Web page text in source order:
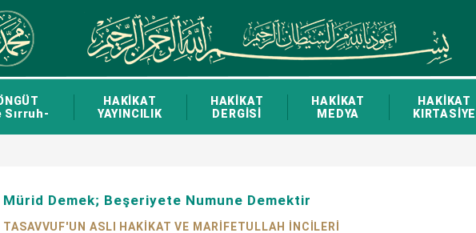
Sırruh-
HAKİKAT
YAYINCILIK
HAKİKAT
DERGİSİ
HAKİKAT
MEDYA
HAKİKAT
KIRTASİYE
Mürid Demek; Beşeriyete Numune Demektir
TASAVVUF'UN ASLI HAKİKAT VE MARİFETULLAH İNCİLERİ